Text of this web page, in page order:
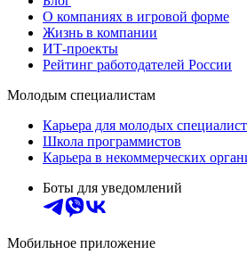
О компаниях в игровой форме
Жизнь в компании
ИТ-проекты
Рейтинг работодателей России
Молодым специалистам
Карьера для молодых
Школа программистов
Карьера в некоммерческих
Боты для уведомлений
Мобильное приложение